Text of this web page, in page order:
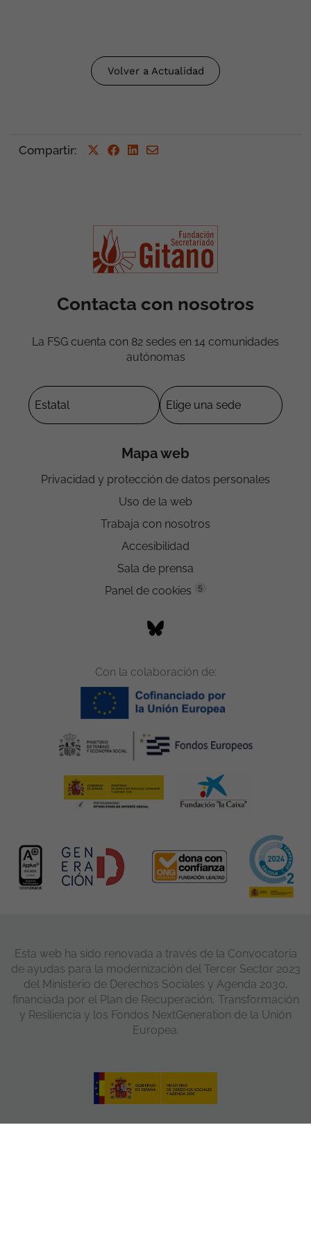
Volver a Actualidad
Compartir:
Contacta con nosotros
La FSG cuenta con 82 sedes en 14 comunidades
autónomas
Mapa web
Privacidad y protección de datos personales
Uso de la web
Trabaja con nosotros
Accesibilidad
Sala de prensa
Panel de cookies
5
Con la colaboración de:
Esta web ha sido renovada a través de la Convocatoria
de ayudas para la modernización del Tercer Sector 2023
del Ministerio de Derechos Sociales y Agenda 2030,
financiada por el Plan de Recuperación, Transformación
y Resiliencia y los Fondos NextGeneration de la Unión
Europea.